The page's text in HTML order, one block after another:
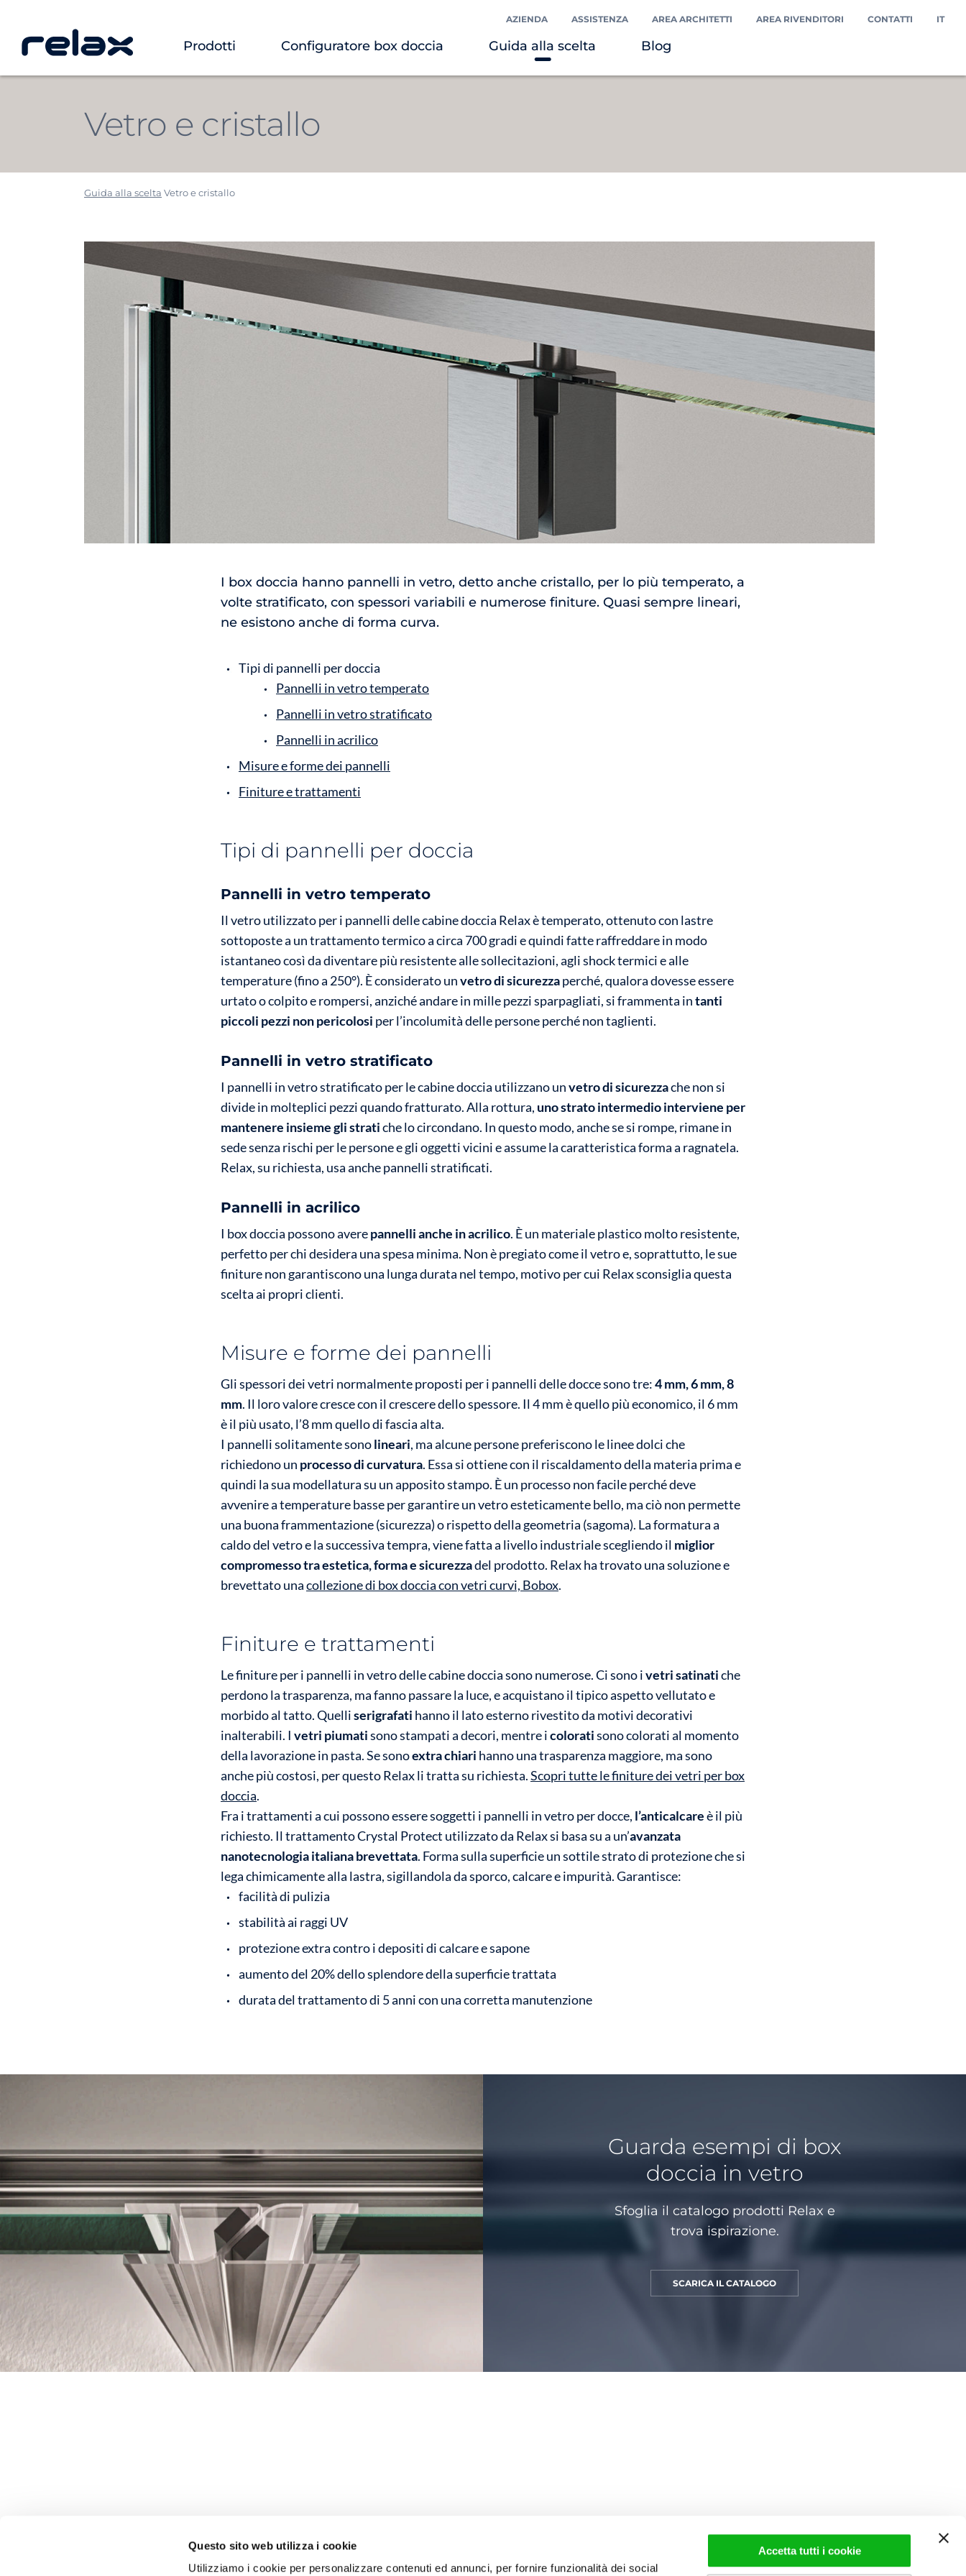
Questo sito web utilizza i cookie
Utilizziamo i cookie per personalizzare contenuti ed annunci, per fornire funzionalità dei social
Accetta tutti i cookie
AZIENDA ASSISTENZA AREA ARCHITETTI AREA RIVENDITORI CONTATTI IT
Prodotti Configuratore box doccia Guida alla scelta Blog
Vetro e cristallo
Guida alla scelta Vetro e cristallo
I box doccia hanno pannelli in vetro, detto anche cristallo, per lo più temperato, a
volte stratificato, con spessori variabili e numerose finiture. Quasi sempre lineari,
ne esistono anche di forma curva.
Tipi di pannelli per doccia
Pannelli in vetro temperato
Pannelli in vetro stratificato
Pannelli in acrilico
Misure e forme dei pannelli
Finiture e trattamenti
Tipi di pannelli per doccia
Pannelli in vetro temperato
Il vetro utilizzato per i pannelli delle cabine doccia Relax è temperato, ottenuto con lastre
sottoposte a un trattamento termico a circa 700 gradi e quindi fatte raffreddare in modo
istantaneo così da diventare più resistente alle sollecitazioni, agli shock termici e alle
temperature (fino a 250°). È considerato unvetro di sicurezzaperché, qualora dovesse essere
urtato o colpito e rompersi, anziché andare in mille pezzi sparpagliati, si frammenta intanti
piccoli pezzi non pericolosi per l’incolumità delle persone perché non taglienti.
Pannelli in vetro stratificato
I pannelli in vetro stratificato per le cabine doccia utilizzano unvetro di sicurezzache non si
divide in molteplici pezzi quando fratturato. Alla rottura, uno strato intermedio interviene per
mantenere insieme gli stratiche lo circondano. In questo modo, anche se si rompe, rimane in
sede senza rischi per le persone e gli oggetti vicini e assume la caratteristica forma a ragnatela.
Relax, su richiesta, usa anche pannelli stratificati.
Pannelli in acrilico
I box doccia possono averepannelli anche in acrilico. È un materiale plastico molto resistente,
perfetto per chi desidera una spesa minima. Non è pregiato come il vetro e, soprattutto, le sue
finiture non garantiscono una lunga durata nel tempo, motivo per cui Relax sconsiglia questa
scelta ai propri clienti.
Misure e forme dei pannelli
Gli spessori dei vetri normalmente proposti per i pannelli delle docce sono tre:4 mm, 6 mm, 8
mm. Il loro valore cresce con il crescere dello spessore. Il 4 mm è quello più economico, il 6 mm
è il più usato, l’8 mm quello di fascia alta.
I pannelli solitamente sonolineari, ma alcune persone preferiscono le linee dolci che
richiedono un processo di curvatura. Essa si ottiene con il riscaldamento della materia prima e
quindi la sua modellatura su un apposito stampo. È un processo non facile perché deve
avvenire a temperature basse per garantire un vetro esteticamente bello, ma ciò non permette
una buona frammentazione (sicurezza) o rispetto della geometria (sagoma). La formatura a
caldo del vetro e la successiva tempra, viene fatta a livello industriale scegliendo il miglior
compromesso tra estetica, forma e sicurezzadel prodotto. Relax ha trovato una soluzione e
brevettato unacollezione di box doccia con vetri curvi, Bobox.
Finiture e trattamenti
Le finiture per i pannelli in vetro delle cabine doccia sono numerose. Ci sono ivetri satinatiche
perdono la trasparenza, ma fanno passare la luce, e acquistano il tipico aspetto vellutato e
morbido al tatto. Quelliserigrafati hanno il lato esterno rivestito da motivi decorativi
inalterabili. I vetri piumatisono stampati a decori, mentre icoloratisono colorati al momento
della lavorazione in pasta. Se sonoextra chiari hanno una trasparenza maggiore, ma sono
anche più costosi, per questo Relax li tratta su richiesta.Scopri tutte le finiture dei vetri per box
doccia.
Fra i trattamenti a cui possono essere soggetti i pannelli in vetro per docce, l’anticalcareè il più
richiesto. Il trattamento Crystal Protect utilizzato da Relax si basa su a un’avanzata
nanotecnologia italiana brevettata. Forma sulla superficie un sottile strato di protezione che si
lega chimicamente alla lastra, sigillandola da sporco, calcare e impurità. Garantisce:
facilità di pulizia
stabilità ai raggi UV
protezione extra contro i depositi di calcare e sapone
aumento del 20% dello splendore della superficie trattata
durata del trattamento di 5 anni con una corretta manutenzione
Guarda esempi di box
doccia in vetro
Sfoglia il catalogo prodotti Relax e
trova ispirazione.
SCARICA IL CATALOGO